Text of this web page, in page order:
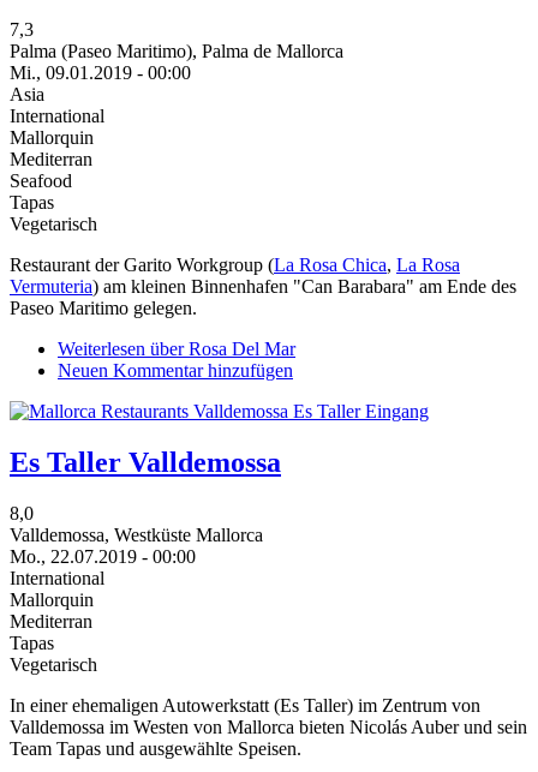
7,3
Palma (Paseo Maritimo), Palma de Mallorca
Mi., 09.01.2019 - 00:00
Asia
International
Mallorquin
Mediterran
Seafood
Tapas
Vegetarisch
Restaurant der Garito Workgroup (La Rosa Chica, La Rosa
Vermuteria) am kleinen Binnenhafen "Can Barabara" am Ende des
Paseo Maritimo gelegen.
Weiterlesen über Rosa Del Mar
Neuen Kommentar hinzufügen
Es Taller Valldemossa
8,0
Valldemossa, Westküste Mallorca
Mo., 22.07.2019 - 00:00
International
Mallorquin
Mediterran
Tapas
Vegetarisch
In einer ehemaligen Autowerkstatt (Es Taller) im Zentrum von
Valldemossa im Westen von Mallorca bieten Nicolás Auber und sein
Team Tapas und ausgewählte Speisen.